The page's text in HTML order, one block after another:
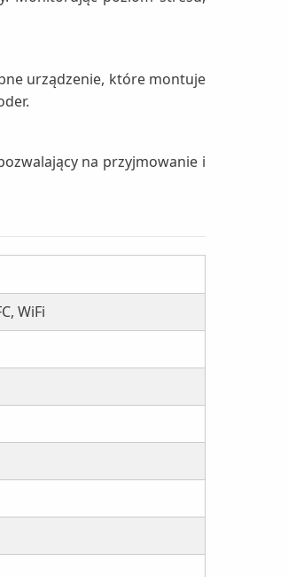
urządzenie, które montuje
na przyjmowanie i
WiFi